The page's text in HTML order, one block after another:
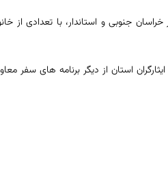
جنوبی و استاندار، با تعدادی از
استان از دیگر برنامه های سفر